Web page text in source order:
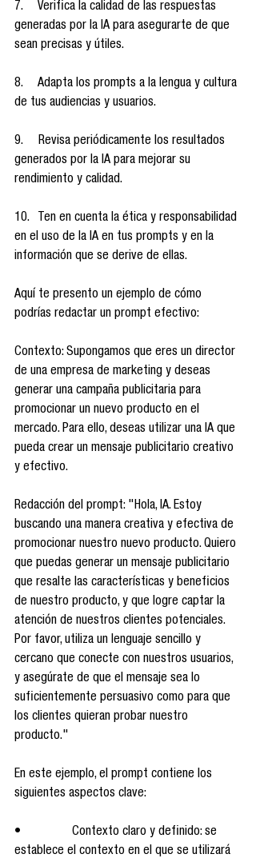
7.     Verifica la calidad de las respuestas
generadas por la IA para asegurarte de que
sean precisas y útiles.
8.     Adapta los prompts a la lengua y cultura
de tus audiencias y usuarios.
9.     Revisa periódicamente los resultados
generados por la IA para mejorar su
rendimiento y calidad.
10.   Ten en cuenta la ética y responsabilidad
en el uso de la IA en tus prompts y en la
información que se derive de ellas.
Aquí te presento un ejemplo de cómo
podrías redactar un prompt efectivo:
Contexto: Supongamos que eres un director
de una empresa de marketing y deseas
generar una campaña publicitaria para
promocionar un nuevo producto en el
mercado. Para ello, deseas utilizar una IA que
pueda crear un mensaje publicitario creativo
y efectivo.
Redacción del prompt: "Hola, IA. Estoy
buscando una manera creativa y efectiva de
promocionar nuestro nuevo producto. Quiero
que puedas generar un mensaje publicitario
que resalte las características y beneficios
de nuestro producto, y que logre captar la
atención de nuestros clientes potenciales.
Por favor, utiliza un lenguaje sencillo y
cercano que conecte con nuestros usuarios,
y asegúrate de que el mensaje sea lo
suficientemente persuasivo como para que
los clientes quieran probar nuestro
producto."
En este ejemplo, el prompt contiene los
siguientes aspectos clave:
•                Contexto claro y definido: se
establece el contexto en el que se utilizará